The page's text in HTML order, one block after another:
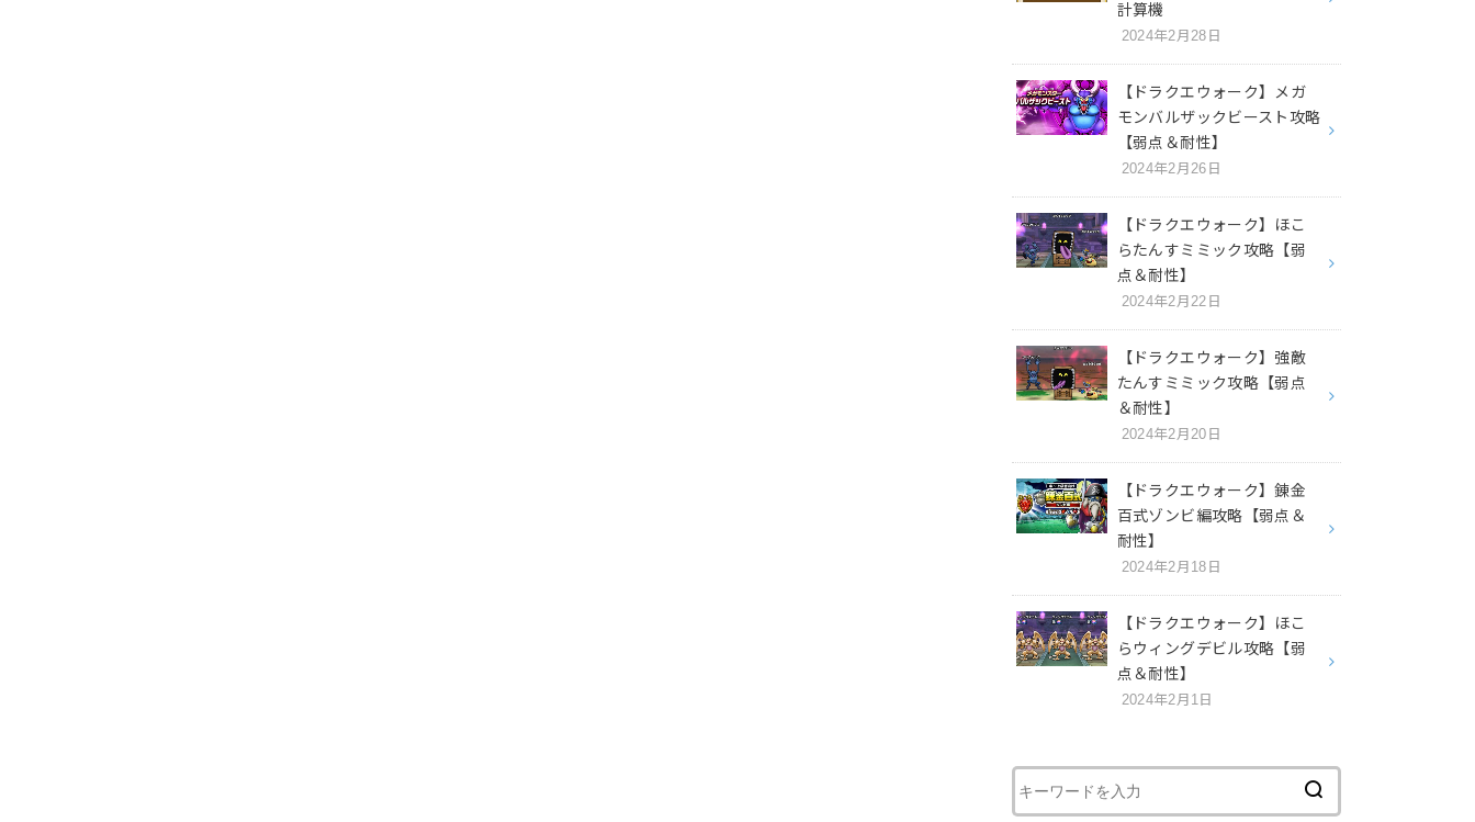
計算機
2024年2月28日
【ドラクエウォーク】メガ
モンバルザックビースト攻略
【弱点＆耐性】
2024年2月26日
【ドラクエウォーク】ほこ
らたんすミミック攻略【弱
点＆耐性】
2024年2月22日
【ドラクエウォーク】強敵
たんすミミック攻略【弱点
＆耐性】
2024年2月20日
【ドラクエウォーク】錬金
百式ゾンビ編攻略【弱点＆
耐性】
2024年2月18日
【ドラクエウォーク】ほこ
らウィングデビル攻略【弱
点＆耐性】
2024年2月1日